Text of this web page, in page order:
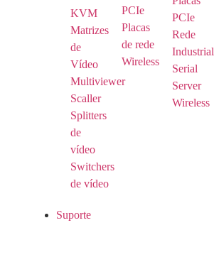
KVM
Matrizes
de
Vídeo
Multiviewer
Scaller
Splitters
de
vídeo
Switchers
de vídeo
PCIe
Placas
de rede
Wireless
PCIe
Rede
Industrial
Serial
Server
Wireless
Suporte